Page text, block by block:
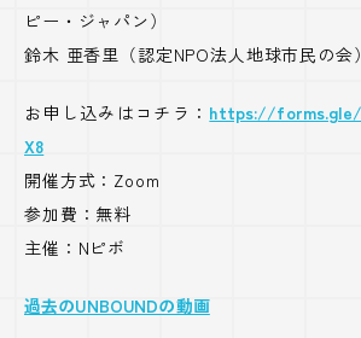
ピー・ジャパン）
鈴木 亜香里（認定NPO法人地球市民の会）
お申し込みはコチラ： https://forms.gle/
X8
開催方式： Zoom
参加費：無料
主催： N ピボ
過去のUNBOUNDの動画